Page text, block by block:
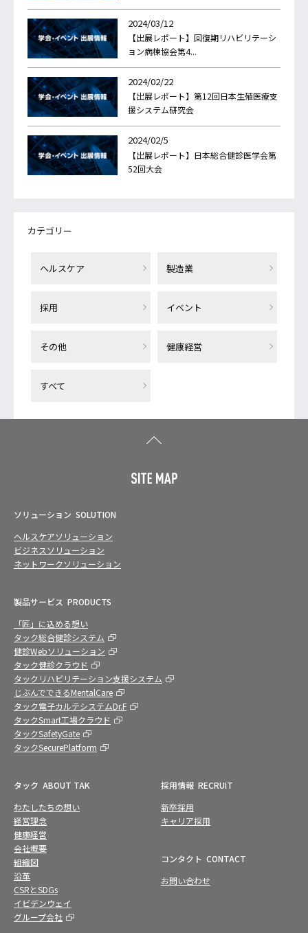
2024/03/12
【出展レポート】回復期リハビリテーシ
ョン病棟協会第4...
2024/02/22
【出展レポート】第12回日本生殖医療支
援システム研究会
2024/02/5
【出展レポート】日本総合健診医学会第
52回大会
カテゴリー
ヘルスケア 製造業
採用 イベント
その他 健康経営
すべて
ソリューション SOLUTION
ヘルスケアソリューション
ビジネスソリューション
ネットワークソリューション
製品サービス PRODUCTS
「匠」に込める想い
タック総合健診システム
健診Webソリューション
タック健診クラウド
タックリハビリテーション支援システム
じぶんでできるMentalCare
タック電子カルテシステムDr.F
タックSmart工場クラウド
タックSafetyGate
タックSecurePlatform
タック ABOUT TAK
わたしたちの想い
経営理念
健康経営
会社概要
組織図
沿革
CSRとSDGs
イビデンウェイ
グループ会社
採用情報 RECRUIT
新卒採用
キャリア採用
コンタクト CONTACT
お問い合わせ